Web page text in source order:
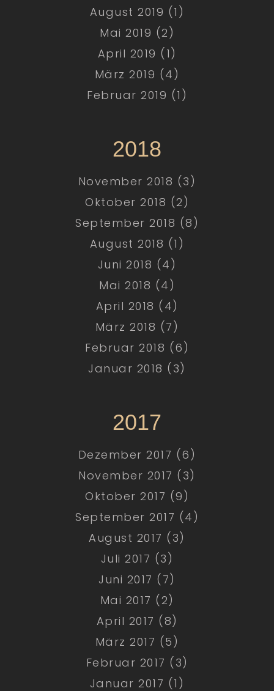
August 2019 (1)
Mai 2019 (2)
April 2019 (1)
März 2019 (4)
Februar 2019 (1)
2018
November 2018 (3)
Oktober 2018 (2)
September 2018 (8)
August 2018 (1)
Juni 2018 (4)
Mai 2018 (4)
April 2018 (4)
März 2018 (7)
Februar 2018 (6)
Januar 2018 (3)
2017
Dezember 2017 (6)
November 2017 (3)
Oktober 2017 (9)
September 2017 (4)
August 2017 (3)
Juli 2017 (3)
Juni 2017 (7)
Mai 2017 (2)
April 2017 (8)
März 2017 (5)
Februar 2017 (3)
Januar 2017 (1)